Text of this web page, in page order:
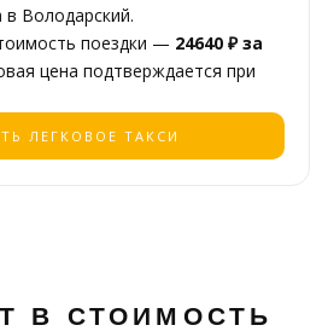
в Володарский.
поездки — 24640 ₽ за
цена подтверждается при
ЛЕГКОВОЕ ТАКСИ
В СТОИМОСТЬ